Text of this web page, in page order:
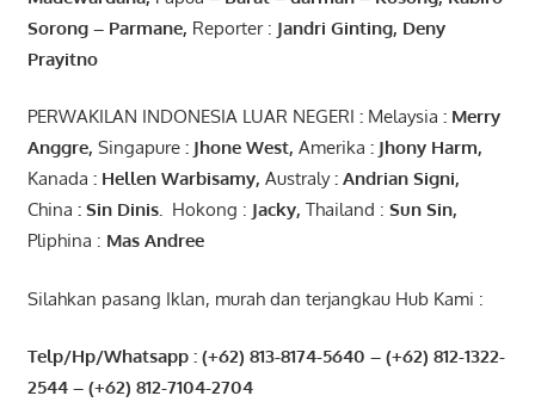
Sorong– Parmane, Reporter : Jandri Ginting, Deny
Prayitno
PERWAKILAN INDONESIA LUAR NEGERI : Melaysia : Merry
Anggre, Singapure: JhoneWest, Amerika : JhonyHarm,
Kanada : Hellen Warbisamy, Australy: Andrian Signi,
China : Sin Dinis. Hokong : Jacky, Thailand : Sun Sin,
Pliphina : Mas Andree
Silahkan pasang Iklan, murah dan terjangkau Hub Kami :
Telp/Hp/Whatsapp : (+62) 813-8174-5640 – (+62) 812-1322-
2544– (+62) 812-7104-2704